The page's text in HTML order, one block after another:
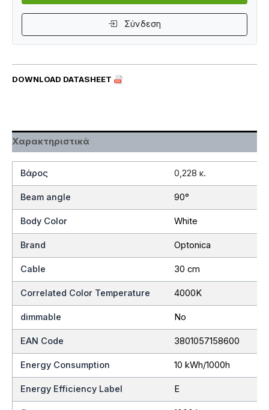
DOWNLOAD DATASHEET
Σύνδεση
Χαρακτηριστικά
Βάρος 0,228 κ.
Beam angle 90°
Body Color White
Brand Optonica
Cable 30 cm
Correlated Color Temperature 4000K
dimmable No
EAN Code 3801057158600
Energy Consumption 10 kWh/1000h
Energy Efficiency Label E